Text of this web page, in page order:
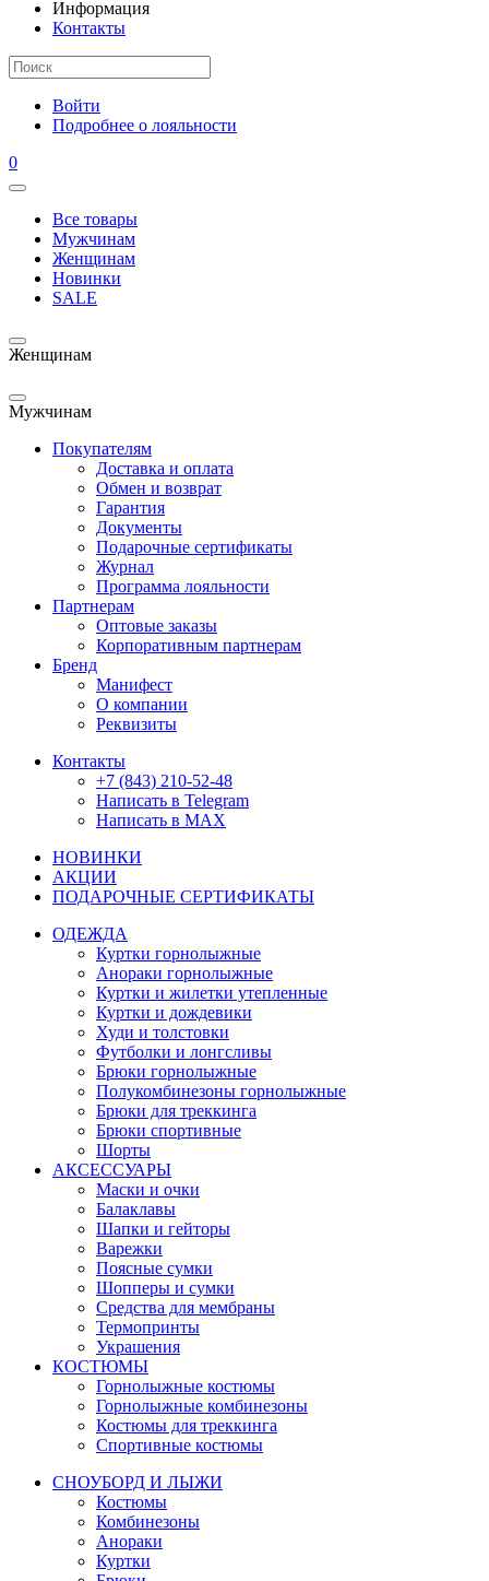
Информация
Контакты
Войти
Подробнее о лояльности
0
Все товары
Мужчинам
Женщинам
Новинки
SALE
Женщинам
Мужчинам
Покупателям
Доставка и оплата
Обмен и возврат
Гарантия
Документы
Подарочные сертификаты
Журнал
Программа лояльности
Партнерам
Оптовые заказы
Корпоративным партнерам
Бренд
Манифест
О компании
Реквизиты
Контакты
+7 (843) 210-52-48
Написать в Telegram
Написать в MAX
НОВИНКИ
АКЦИИ
ПОДАРОЧНЫЕ СЕРТИФИКАТЫ
ОДЕЖДА
Куртки горнолыжные
Анораки горнолыжные
Куртки и жилетки утепленные
Куртки и дождевики
Худи и толстовки
Футболки и лонгсливы
Брюки горнолыжные
Полукомбинезоны горнолыжные
Брюки для треккинга
Брюки спортивные
Шорты
АКСЕССУАРЫ
Маски и очки
Балаклавы
Шапки и гейторы
Варежки
Поясные сумки
Шопперы и сумки
Средства для мембраны
Термопринты
Украшения
КОСТЮМЫ
Горнолыжные костюмы
Горнолыжные комбинезоны
Костюмы для треккинга
Спортивные костюмы
СНОУБОРД И ЛЫЖИ
Костюмы
Комбинезоны
Анораки
Куртки